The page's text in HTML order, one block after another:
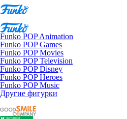
Funko POP Animation
Funko POP Games
Funko POP Movies
Funko POP Television
Funko POP Disney
Funko POP Heroes
Funko POP Music
Другие фигурки